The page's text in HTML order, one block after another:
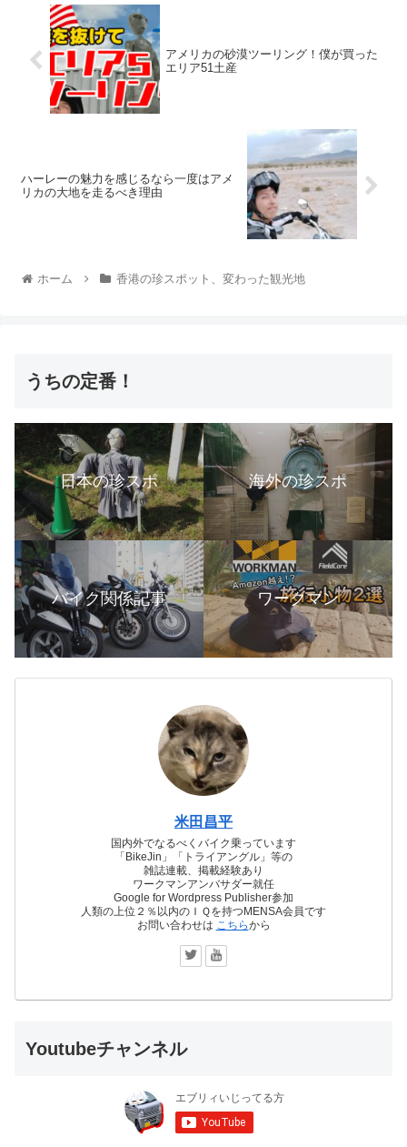
アメリカの砂漠ツーリング！僕が買った
エリア51土産
ハーレーの魅力を感じるなら一度はアメ
リカの大地を走るべき理由
ホーム 香港の珍スポット、変わった観光地
うちの定番！
日本の珍スポ 海外の珍スポ
バイク関係記事 ワークマン
米田昌平
国内外でなるべくバイク乗っています
「BikeJin」「トライアングル」等の
雑誌連載、掲載経験あり
ワークマンアンバサダー就任
Google for Wordpress Publisher参加
人類の上位２％以内のＩＱを持つMENSA会員です
お問い合わせは こちらから
Youtubeチャンネル